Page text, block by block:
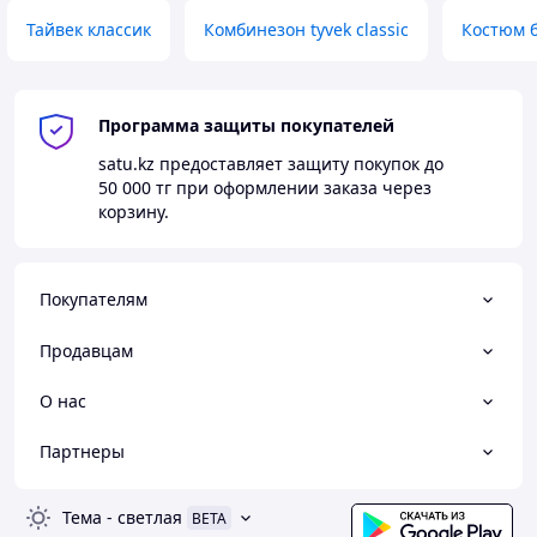
Тайвек классик Комбинезон tyvek classic Костюм
Программа защиты покупателей
satu.kz предоставляет защиту покупок до
50 000 тг при оформлении заказа через
корзину.
Покупателям
Продавцам
О нас
Партнеры
Тема - светлая BETA